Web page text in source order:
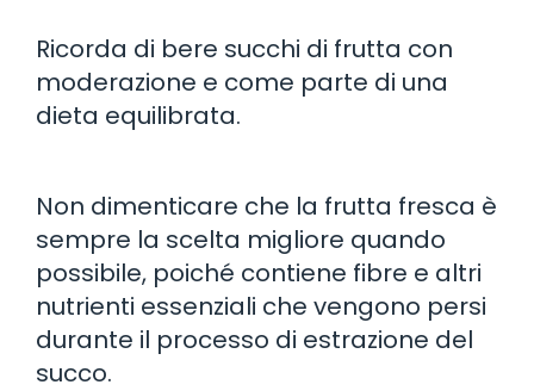
Ricorda di bere succhi di frutta con
moderazione e come parte di una
dieta equilibrata.
Non dimenticare che la frutta fresca è
sempre la scelta migliore quando
possibile, poiché contiene fibre e altri
nutrienti essenziali che vengono persi
durante il processo di estrazione del
succo.